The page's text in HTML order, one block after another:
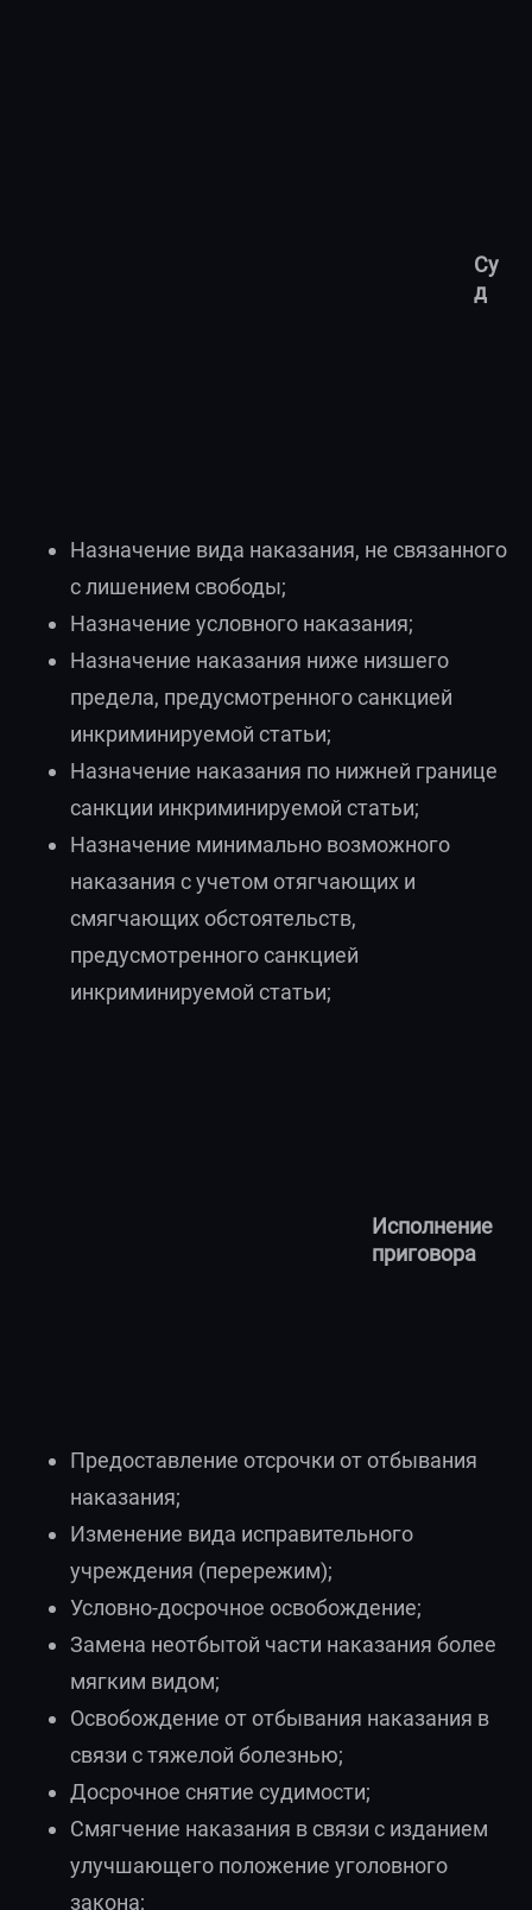
Су
д
Назначение вида наказания, не связанного
с лишением свободы;
Назначение условного наказания;
Назначение наказания ниже низшего
предела, предусмотренного санкцией
инкриминируемой статьи;
Назначение наказания по нижней границе
санкции инкриминируемой статьи;
Назначение минимально возможного
наказания с учетом отягчающих и
смягчающих обстоятельств,
предусмотренного санкцией
инкриминируемой статьи;
Исполнение
приговора
Предоставление отсрочки от отбывания
наказания;
Изменение вида исправительного
учреждения (перережим);
Условно-досрочное освобождение;
Замена неотбытой части наказания более
мягким видом;
Освобождение от отбывания наказания в
связи с тяжелой болезнью;
Досрочное снятие судимости;
Смягчение наказания в связи с изданием
улучшающего положение уголовного
закона;